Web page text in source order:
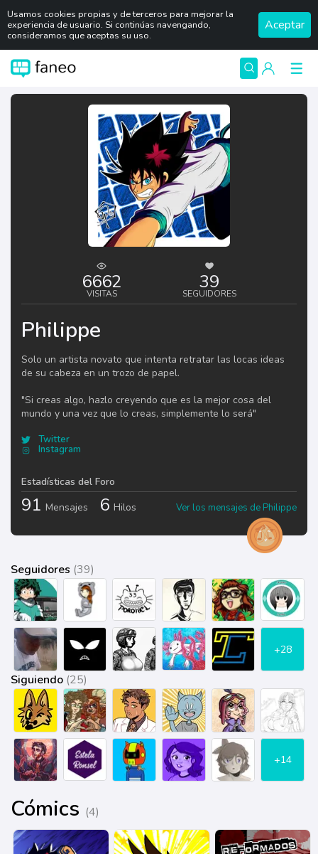
Usamos cookies propias y de terceros para mejorar la
experiencia de usuario. Si continúas navengando,
consideramos que aceptas su uso.
Aceptar
6662
VISITAS
39
SEGUIDORES
Philippe
Solo un artista novato que intenta retratar las locas ideas
de su cabeza en un trozo de papel.
"Si creas algo, hazlo creyendo que es la mejor cosa del
mundo y una vez que lo creas, simplemente lo será"
Twitter
Instagram
Estadísticas del Foro
91 Mensajes 6 Hilos Ver los mensajes de Philippe
Seguidores (39)
+28
Siguiendo (25)
+14
Cómics (4)